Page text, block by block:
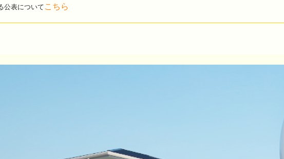
公表についてこちら